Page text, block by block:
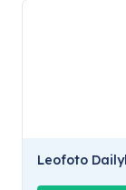
Leofoto